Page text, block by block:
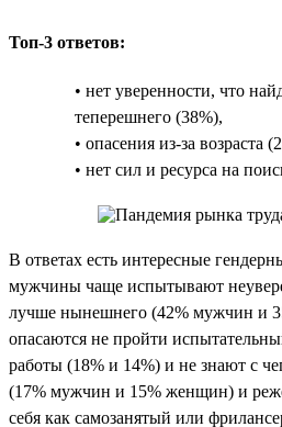
Топ-3 ответов:
• нет уверенности, что
теперешнего (38%),
• опасения из-за возраста
• нет сил и ресурса на
В ответах есть интересные
мужчины чаще испытывают
лучше нынешнего (42% мужчин и
опасаются не пройти
работы (18% и 14%) и не знают с
(17% мужчин и 15% женщин) и
себя как самозанятый или